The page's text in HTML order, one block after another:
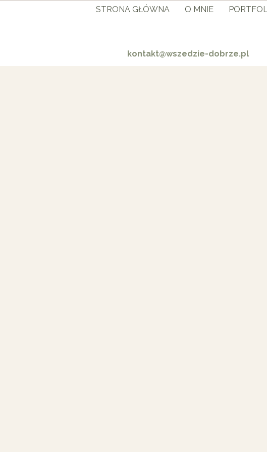
STRONA GŁÓWNA O MNIE
kontakt@wszedzie-dobrze.pl